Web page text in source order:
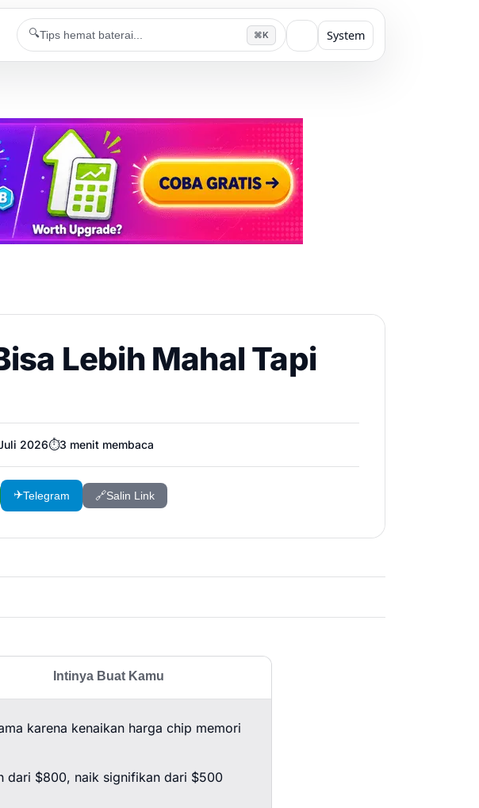
🔍 ⌘K System
Lebih Mahal Tapi
2026⏱️3 menit membaca
✈️Telegram 🔗Salin Link
Intinya Buat Kamu
karena kenaikan harga chip memori
dari $800, naik signifikan dari $500